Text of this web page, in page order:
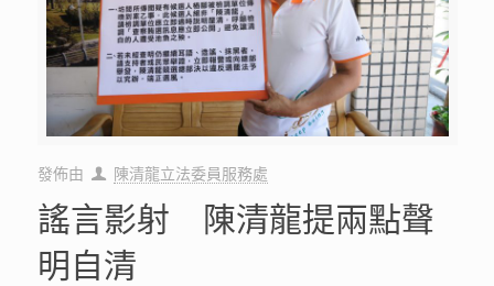
發佈由 陳清龍立法委員服務處
謠言影射 陳清龍提兩點聲
明自清